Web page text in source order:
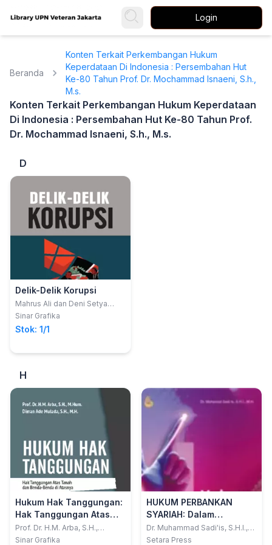
Login
Beranda
Konten Terkait Perkembangan Hukum
Keperdataan Di Indonesia : Persembahan Hut
Ke-80 Tahun Prof. Dr. Mochammad Isnaeni, S.h.,
M.s.
Konten Terkait Perkembangan Hukum Keperdataan
Di Indonesia : Persembahan Hut Ke-80 Tahun Prof.
Dr. Mochammad Isnaeni, S.h., M.s.
D
Delik-Delik Korupsi
Mahrus Ali dan Deni Setya
Bagus Yuherawa
Sinar Grafika
Stok: 1/1
H
Hukum Hak Tanggungan:
Hak Tanggungan Atas
Tanah dan Benda-Benda
di Atasnya
Prof. Dr. H.M. Arba, S.H.,
M.Hum. dan Diman Ade
Sinar Grafika
HUKUM PERBANKAN
SYARIAH: Dalam
Perspektif Dogmatik
Hukum, Teori Hukum, dan
Dr. Muhammad Sadi'is, S.H.I.,
M.H.
Setara Press